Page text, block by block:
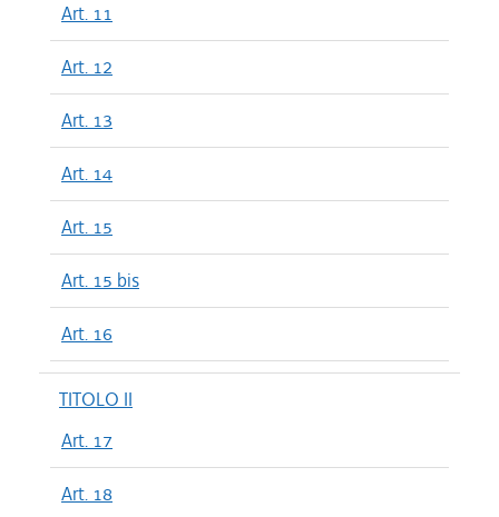
Art. 11
Art. 12
Art. 13
Art. 14
Art. 15
Art. 15 bis
Art. 16
TITOLO II
Art. 17
Art. 18